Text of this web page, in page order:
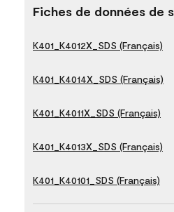
Fiches de données de
K401_K4012X_SDS (Français)
K401_K4014X_SDS (Français)
K401_K4011X_SDS (Français)
K401_K4013X_SDS (Français)
K401_K40101_SDS (Français)